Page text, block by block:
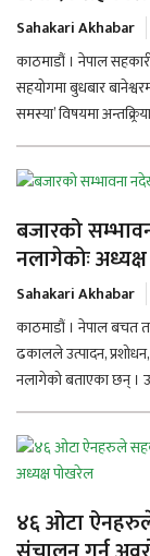
Sahakari Akhabar
काठमाडौं । नेपाल
सहयोगमा बुधबार
समस्या’ विषयमा
बजारको
नलागेकोः
Sahakari Akhabar
काठमाडौं । नेपाल बचत
ढकालले उत्पादन,
नलागेको बताएका छन् ।
४६ ओटा